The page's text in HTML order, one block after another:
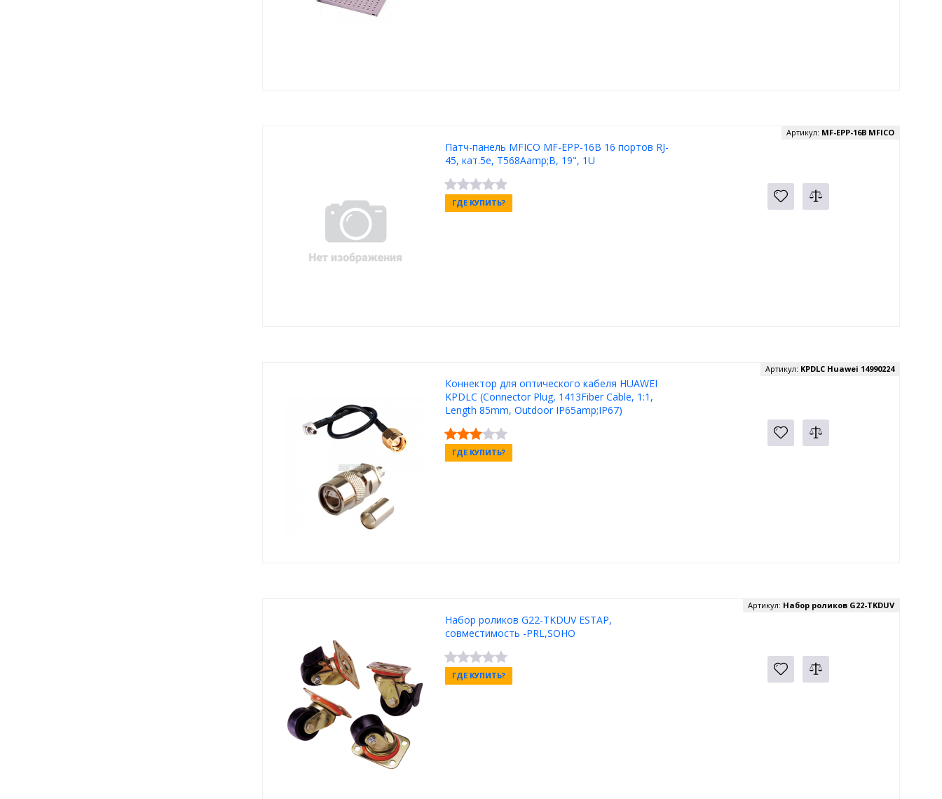
Патч-панель MFICO MF-EPP-16B 16 портов RJ-
45, кат.5e, T568Aamp;B, 19", 1U
Артикул: MF-EPP-16B MFICO
ГДЕ КУПИТЬ?
Коннектор для оптического кабеля HUAWEI
KPDLC (Connector Plug, 1413Fiber Cable, 1:1,
Length 85mm, Outdoor IP65amp;IP67)
Артикул: KPDLC Huawei 14990224
ГДЕ КУПИТЬ?
Набор роликов G22-TKDUV ESTAP,
совместимость -PRL,SOHO
Артикул: Набор роликов G22-TKDUV
ГДЕ КУПИТЬ?